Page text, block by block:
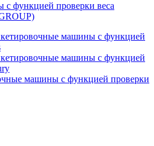
функцией проверки веса
машины с функцией
машины с функцией
машины с функцией проверки